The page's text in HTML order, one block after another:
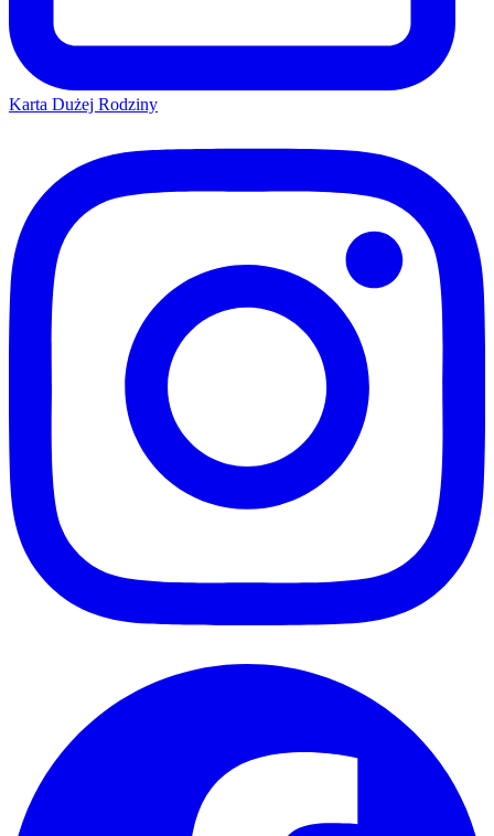
Karta Dużej Rodziny